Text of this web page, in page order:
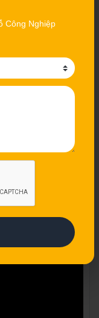
cô Chung - Bắc
Công Nghiệp